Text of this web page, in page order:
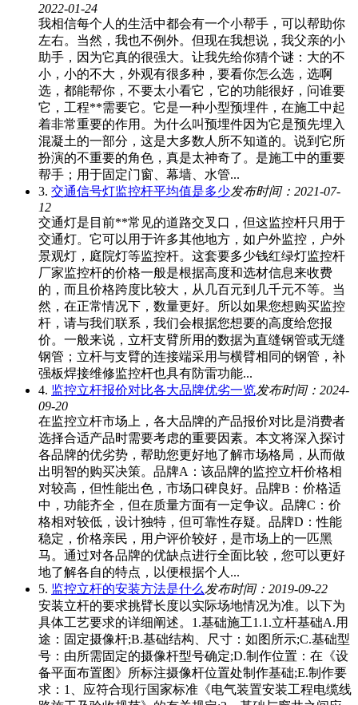
2022-01-24
我相信每个人的生活中都会有一个小帮手，可以帮助你
左右。当然，我也不例外。但现在我想说，我父亲的小
助手，因为它真的很强大。让我先给你猜个谜：大的不
小，小的不大，外观有很多种，要看你怎么选，选啊
选，都能帮你，不要太小看它，它的功能很好，问谁要
它，工程**需要它。它是一种小型预埋件，在施工中起
着非常重要的作用。为什么叫预埋件因为它是预先埋入
混凝土的一部分，这是大多数人所不知道的。说到它所
扮演的不重要的角色，真是太神奇了。是施工中的重要
帮手；用于固定门窗、幕墙、水管...
3. 交通信号灯监控杆平均值是多少发布时间：2021-07-
12
交通灯是目前**常见的道路交叉口，但这监控杆只用于
交通灯。它可以用于许多其他地方，如户外监控，户外
景观灯，庭院灯等监控杆。这套要多少钱红绿灯监控杆
厂家监控杆的价格一般是根据高度和选材信息来收费
的，而且价格跨度比较大，从几百元到几千元不等。当
然，在正常情况下，数量更好。所以如果您想购买监控
杆，请与我们联系，我们会根据您想要的高度给您报
价。一般来说，立杆支臂所用的数据为直缝钢管或无缝
钢管；立杆与支臂的连接端采用与横臂相同的钢管，补
强板焊接维修监控杆也具有防雷功能...
4. 监控立杆报价对比各大品牌优劣一览发布时间：2024-
09-20
在监控立杆市场上，各大品牌的产品报价对比是消费者
选择合适产品时需要考虑的重要因素。本文将深入探讨
各品牌的优劣势，帮助您更好地了解市场格局，从而做
出明智的购买决策。品牌A：该品牌的监控立杆价格相
对较高，但性能出色，市场口碑良好。品牌B：价格适
中，功能齐全，但在质量方面有一定争议。品牌C：价
格相对较低，设计独特，但可靠性存疑。品牌D：性能
稳定，价格亲民，用户评价较好，是市场上的一匹黑
马。通过对各品牌的优缺点进行全面比较，您可以更好
地了解各自的特点，以便根据个人...
5. 监控立杆的安装方法是什么发布时间：2019-09-22
安装立杆的要求挑臂长度以实际场地情况为准。以下为
具体工艺要求的详细阐述。1.基础施工1.1.立杆基础A.用
途：固定摄像杆;B.基础结构、尺寸：如图所示;C.基础型
号：由所需固定的摄像杆型号确定;D.制作位置：在《设
备平面布置图》所标注摄像杆位置处制作基础;E.制作要
求：1、应符合现行国家标准《电气装置安装工程电缆线